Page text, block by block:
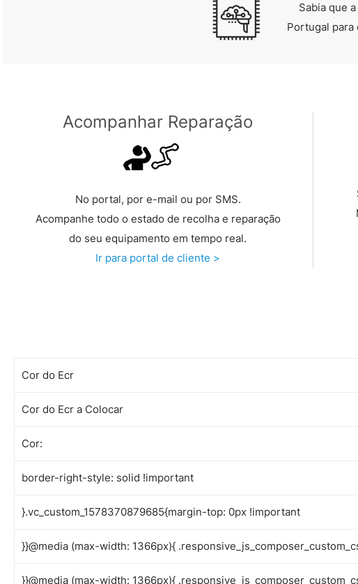
Sabia que
Portugal para
Acompanhar Reparação
No portal, por e-mail ou por SMS.
Acompanhe todo o estado de recolha e reparação
do seu equipamento em tempo real.
Ir para portal de cliente >
Cor do Ecr
Cor do Ecr a Colocar
Cor:
border-right-style: solid !important
}.vc_custom_1578370879685{margin-top: 0px !important
}}@media (max-width: 1366px){
}}@media (max-width: 1366px){